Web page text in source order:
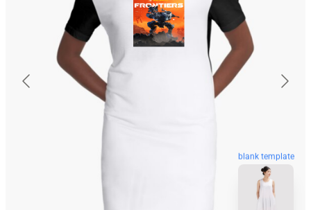
blank template